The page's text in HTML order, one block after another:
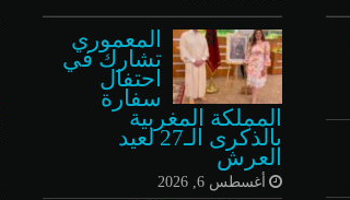
المعموري
تشارك في
احتفال
سفارة
المملكة المغربية
بالذكرى الـ27 لعيد
العرش
أغسطس 6, 2026